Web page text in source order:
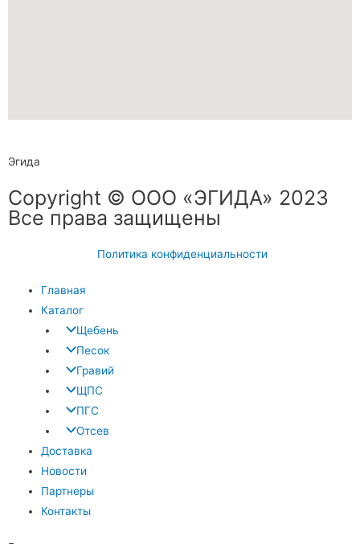
Эгида
Copyright © ООО «ЭГИДА» 2023
Все права защищены
Политика конфиденциальности
Главная
Каталог
Щебень
Песок
Гравий
ЩПС
ПГС
Отсев
Доставка
Новости
Партнеры
Контакты